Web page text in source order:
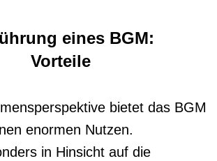
eines BGM:
Vorteile
bietet das BGM
enormen Nutzen.
in Hinsicht auf die